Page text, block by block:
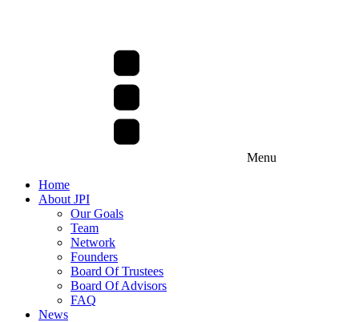
Menu
Home
About JPI
Our Goals
Team
Network
Founders
Board Of Trustees
Board Of Advisors
FAQ
News